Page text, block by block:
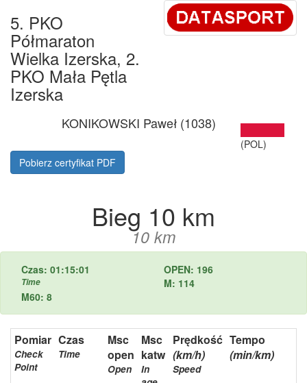
5. PKO
Półmaraton
Wielka Izerska, 2.
PKO Mała Pętla
Izerska
KONIKOWSKI Paweł (1038)
(POL)
Pobierz certyfikat PDF
Bieg 10 km
10 km
Czas: 01:15:01
Time
OPEN: 196
M: 114
M60: 8
Pomiar
Check
Point
Czas
Time
Msc
open
Open
Msc
katw
In
Prędkość
(km/h)
Speed
Tempo
(min/km)